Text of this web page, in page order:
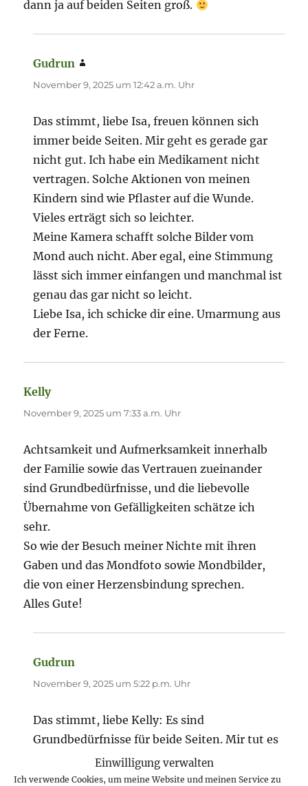
Einwilligung verwalten
Ich verwende Cookies, um meine Website und meinen Service zu
dann ja auf beiden Seiten groß.
Gudrun
November 9, 2025 um 12:42 a.m. Uhr
Das stimmt, liebe Isa, freuen können sich
immer beide Seiten. Mir geht es gerade gar
nicht gut. Ich habe ein Medikament nicht
vertragen. Solche Aktionen von meinen
Kindern sind wie Pflaster auf die Wunde.
Vieles erträgt sich so leichter.
Meine Kamera schafft solche Bilder vom
Mond auch nicht. Aber egal, eine Stimmung
lässt sich immer einfangen und manchmal ist
genau das gar nicht so leicht.
Liebe Isa, ich schicke dir eine. Umarmung aus
der Ferne.
Kellysagt:
November 9, 2025 um 7:33 a.m. Uhr
Achtsamkeit und Aufmerksamkeit innerhalb
der Familie sowie das Vertrauen zueinander
sind Grundbedürfnisse, und die liebevolle
Übernahme von Gefälligkeiten schätze ich
sehr.
So wie der Besuch meiner Nichte mit ihren
Gaben und das Mondfoto sowie Mondbilder,
die von einer Herzensbindung sprechen.
Alles Gute!
Gudrun
November 9, 2025 um 5:22 p.m. Uhr
Das stimmt, liebe Kelly: Es sind
Grundbedürfnisse für beide Seiten. Mir tut es
immer weh, wenn ich von Eltern erfahre, die
sich nicht genügend um die Kinder kümmern.